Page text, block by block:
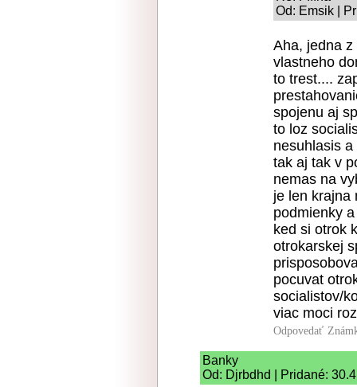
Od: Emsik |
Aha, jedna
vlastneho
to trest....
spojenu aj
to loz
nesuhlasis
tak aj tak v
nemas na
je len krajna
podmienky
ked si otrok
otrokarskej
pocuvat
socialistov/
viac moci
Odpovedať
Banky
Od: Djrbdhd | Pridané: